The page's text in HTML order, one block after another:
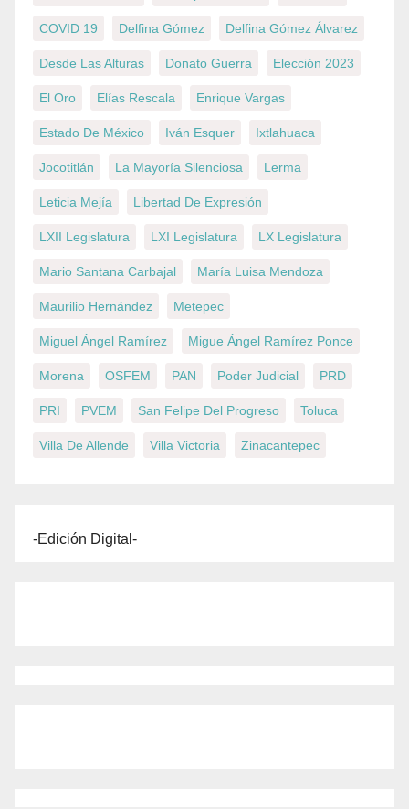
COVID 19 Delfina Gómez Delfina Gómez Álvarez
Desde Las Alturas Donato Guerra Elección 2023
El Oro Elías Rescala Enrique Vargas
Estado De México Iván Esquer Ixtlahuaca
Jocotitlán La Mayoría Silenciosa Lerma
Leticia Mejía Libertad De Expresión
LXII Legislatura LXI Legislatura LX Legislatura
Mario Santana Carbajal María Luisa Mendoza
Maurilio Hernández Metepec
Miguel Ángel Ramírez Migue Ángel Ramírez Ponce
Morena OSFEM PAN Poder Judicial PRD
PRI PVEM San Felipe Del Progreso Toluca
Villa De Allende Villa Victoria Zinacantepec
-Edición Digital-